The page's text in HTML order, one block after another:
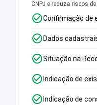
CNPJ e reduza riscos
Confirmação de
Dados
Situação na
Indicação de
Indicação de